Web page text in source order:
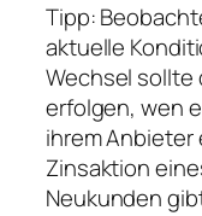
Tipp:
aktuelle
Wechsel sollte
erfolgen, wen
ihrem
Zinsaktion
Neukunden